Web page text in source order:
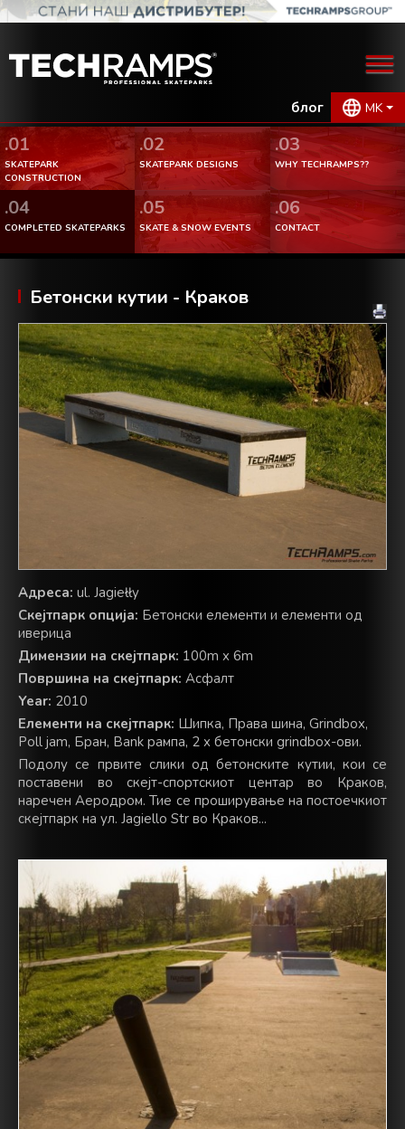
блог MK
.01
SKATEPARK
CONSTRUCTION
.02
SKATEPARK DESIGNS
.03
WHY TECHRAMPS??
.04
COMPLETED SKATEPARKS
.05
SKATE & SNOW EVENTS
.06
CONTACT
Бетонски кутии - Краков
Адреса: ul. Jagiełły
Скејтпарк опција: Бетонски елементи и елементи од
иверица
Димензии на скејтпарк: 100m x 6m
Површина на скејтпарк: Асфалт
Year: 2010
Елементи на скејтпарк: Шипка, Права шина, Grindbox,
Poll jam, Бран, Bank рампа, 2 x бетонски grindbox-ови.
Подолу се првите слики од бетонските кутии, кои се
поставени во скејт-спортскиот центар во Краков,
наречен Аеродром. Тие се проширување на постоечкиот
скејтпарк на ул. Jagiello Str во Краков...